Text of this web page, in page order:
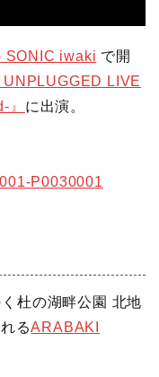
SONIC iwaki で開
LIVE
に出演。
P0030001
杜の湖畔公園 北地
るARABAKI